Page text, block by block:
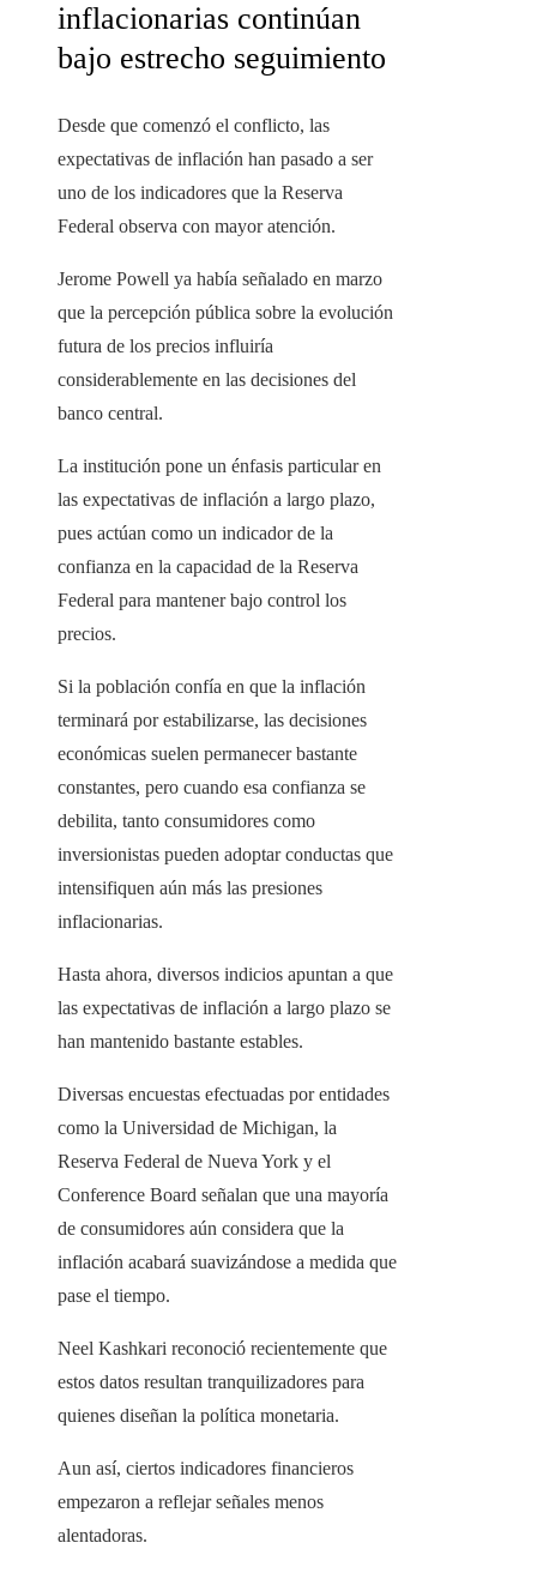
inflacionarias continúan
bajo estrecho seguimiento
Desde que comenzó el conflicto, las
expectativas de inflación han pasado a ser
uno de los indicadores que la Reserva
Federal observa con mayor atención.
Jerome Powell ya había señalado en marzo
que la percepción pública sobre la evolución
futura de los precios influiría
considerablemente en las decisiones del
banco central.
La institución pone un énfasis particular en
las expectativas de inflación a largo plazo,
pues actúan como un indicador de la
confianza en la capacidad de la Reserva
Federal para mantener bajo control los
precios.
Si la población confía en que la inflación
terminará por estabilizarse, las decisiones
económicas suelen permanecer bastante
constantes, pero cuando esa confianza se
debilita, tanto consumidores como
inversionistas pueden adoptar conductas que
intensifiquen aún más las presiones
inflacionarias.
Hasta ahora, diversos indicios apuntan a que
las expectativas de inflación a largo plazo se
han mantenido bastante estables.
Diversas encuestas efectuadas por entidades
como la Universidad de Michigan, la
Reserva Federal de Nueva York y el
Conference Board señalan que una mayoría
de consumidores aún considera que la
inflación acabará suavizándose a medida que
pase el tiempo.
Neel Kashkari reconoció recientemente que
estos datos resultan tranquilizadores para
quienes diseñan la política monetaria.
Aun así, ciertos indicadores financieros
empezaron a reflejar señales menos
alentadoras.